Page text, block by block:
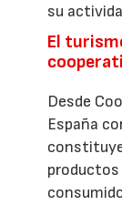
su
El
Desde
España